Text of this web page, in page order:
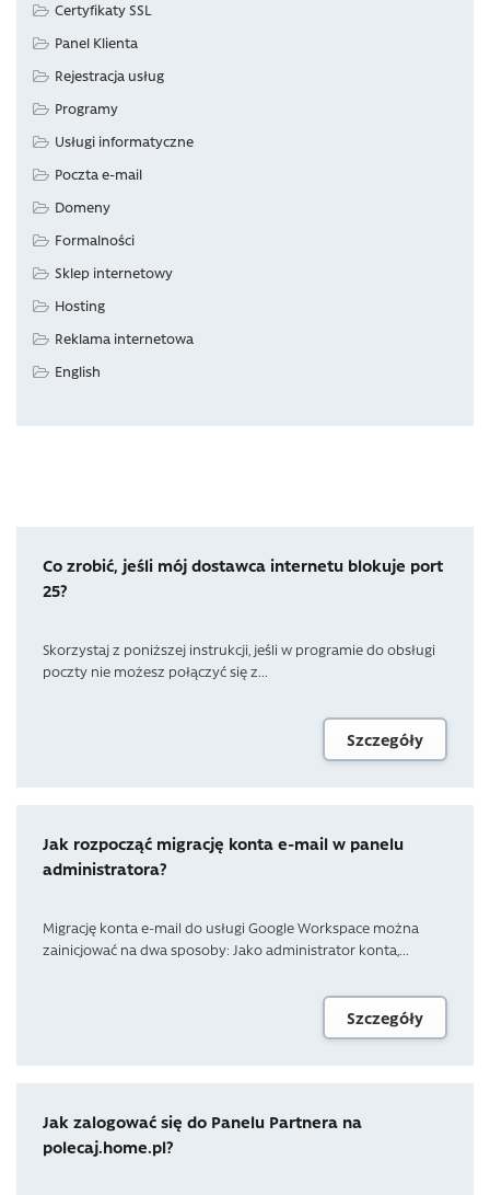
Certyfikaty SSL
Panel Klienta
Rejestracja usług
Programy
Usługi informatyczne
Poczta e-mail
Domeny
Formalności
Sklep internetowy
Hosting
Reklama internetowa
English
Co zrobić, jeśli mój dostawca internetu blokuje port
25?
Skorzystaj z poniższej instrukcji, jeśli w programie do obsługi
poczty nie możesz połączyć się z...
Szczegóły
Jak rozpocząć migrację konta e-mail w panelu
administratora?
Migrację konta e-mail do usługi Google Workspace można
zainicjować na dwa sposoby: Jako administrator konta,...
Szczegóły
Jak zalogować się do Panelu Partnera na
polecaj.home.pl?